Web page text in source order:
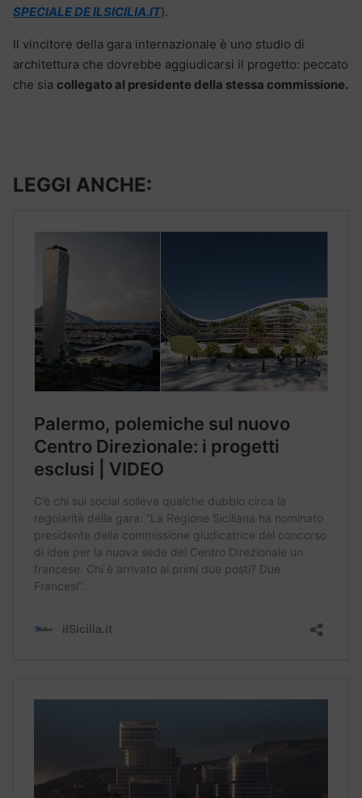
SPECIALE DE ILSICILIA.IT).
Il vincitore della gara internazionale è uno studio di
architettura che dovrebbe aggiudicarsi il progetto: peccato
che sia collegato al presidente della stessa commissione.
LEGGI ANCHE: